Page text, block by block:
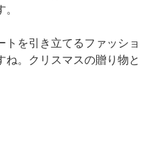
トを引き立てるファッショ
ね。クリスマスの贈り物と